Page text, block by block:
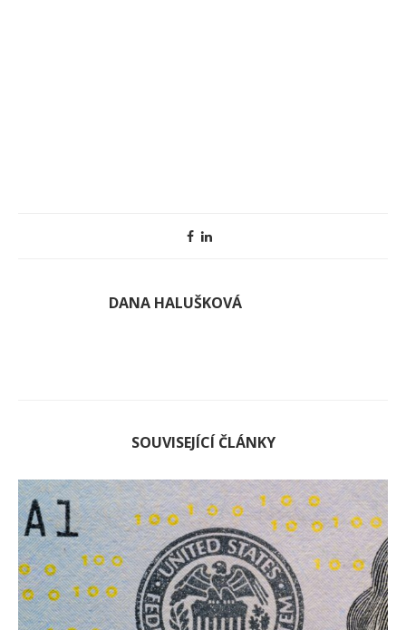
DANA HALUŠKOVÁ
SOUVISEJÍCÍ ČLÁNKY